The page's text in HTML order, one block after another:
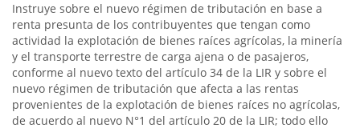
Instruye sobre el nuevo régimen de tributación en base a
renta presunta de los contribuyentes que tengan como
actividad la explotación de bienes raíces agrícolas, la minería
y el transporte terrestre de carga ajena o de pasajeros,
conforme al nuevo texto del artículo 34 de la LIR y sobre el
nuevo régimen de tributación que afecta a las rentas
provenientes de la explotación de bienes raíces no agrícolas,
de acuerdo al nuevo N°1 del artículo 20 de la LIR; todo ello